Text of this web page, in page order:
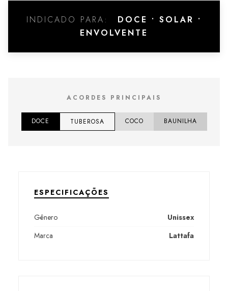
INDICADO PARA:
DOCE • SOLAR •
ENVOLVENTE
ACORDES PRINCIPAIS
DOCE TUBEROSA COCO BAUNILHA
ESPECIFICAÇÕES
Gênero
Unissex
Marca
Lattafa